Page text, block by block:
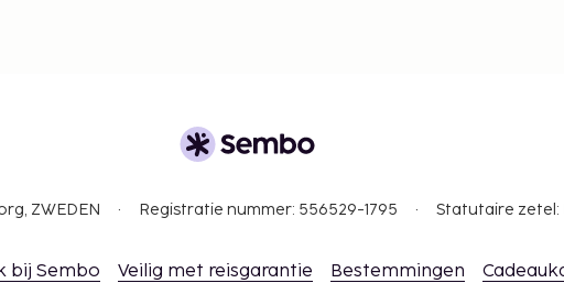
ZWEDEN Registratie nummer: 556529-1795 Statutaire zetel:
bij Sembo Veilig met reisgarantie Bestemmingen